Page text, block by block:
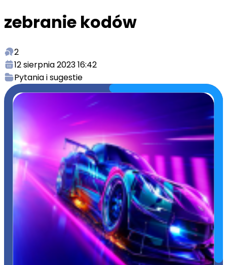
zebranie kodów
2
12 sierpnia 2023 16:42
Pytania i sugestie